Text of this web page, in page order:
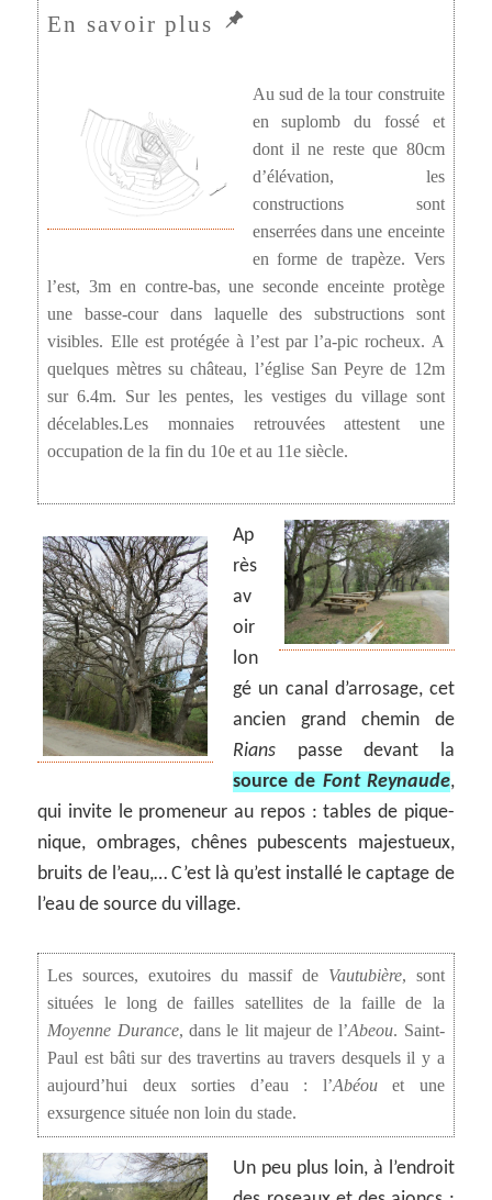
Au sud de la tour construite
en suplomb du fossé et
dont il ne reste que 80cm
d’élévation, les
constructions sont
enserrées dans une enceinte
en forme de trapèze. Vers
l’est, 3m en contre-bas, une seconde enceinte protège
une basse-cour dans laquelle des substructions sont
visibles. Elle est protégée à l’est par l’a-pic rocheux. A
quelques mètres su château, l’église San Peyre de 12m
sur 6.4m. Sur les pentes, les vestiges du village sont
décelables.Les monnaies retrouvées attestent une
occupation de la fin du 10e et au 11e siècle.
Ap
rès
av
oir
lon
gé un canal d’arrosage, cet
ancien grand chemin de
Rians passe devant la
source de Font Reynaude,
qui invite le promeneur au repos : tables de pique-
nique, ombrages, chênes pubescents majestueux,
bruits de l’eau,… C’est là qu’est installé le captage de
l’eau de source du village.
Les sources, exutoires du massif de Vautubière, sont
situées le long de failles satellites de la faille de la
Moyenne Durance, dans le lit majeur de l’Abeou. Saint-
Paul est bâti sur des travertins au travers desquels il y a
aujourd’hui deux sorties d’eau : l’Abéouet une
exsurgence située non loin du stade.
Un peu plus loin, à l’endroit